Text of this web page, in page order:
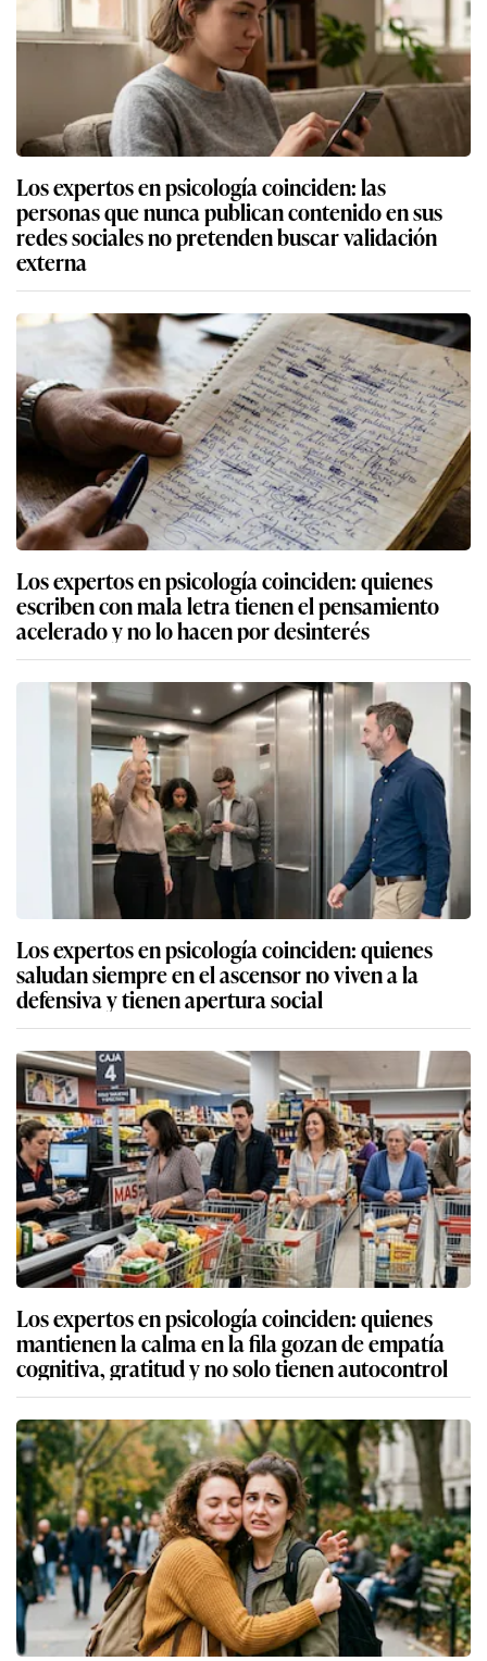
Los expertos en psicología coinciden: las
personas que nunca publican contenido en sus
redes sociales no pretenden buscar validación
externa
Los expertos en psicología coinciden: quienes
escriben con mala letra tienen el pensamiento
acelerado y no lo hacen por desinterés
Los expertos en psicología coinciden: quienes
saludan siempre en el ascensor no viven a la
defensiva y tienen apertura social
Los expertos en psicología coinciden: quienes
mantienen la calma en la fila gozan de empatía
cognitiva, gratitud y no solo tienen autocontrol